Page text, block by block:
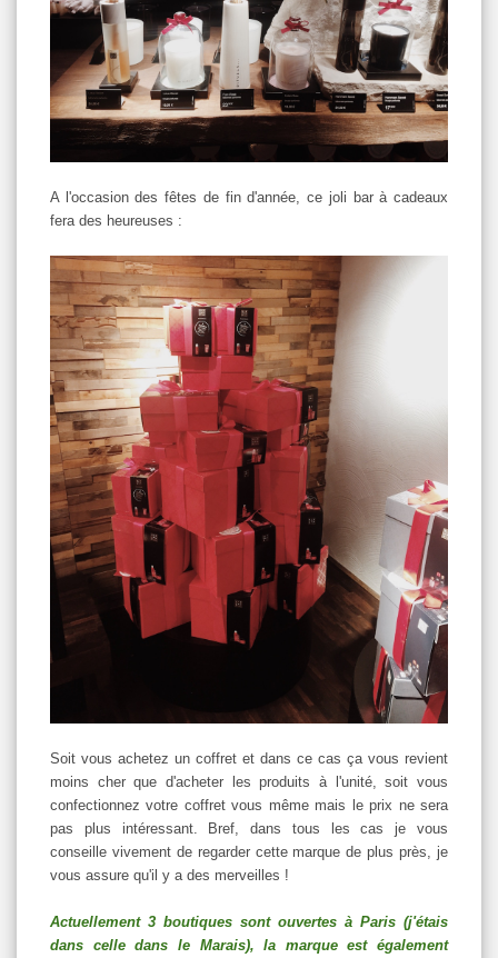
A l'occasion des fêtes de fin d'année, ce joli bar à cadeaux
fera des heureuses :
Soit vous achetez un coffret et dans ce cas ça vous revient
moins cher que d'acheter les produits à l'unité, soit vous
confectionnez votre coffret vous même mais le prix ne sera
pas plus intéressant. Bref, dans tous les cas je vous
conseille vivement de regarder cette marque de plus près, je
vous assure qu'il y a des merveilles !
Actuellement 3 boutiques sont ouvertes à Paris (j'étais
dans celle dans le Marais), la marque est également